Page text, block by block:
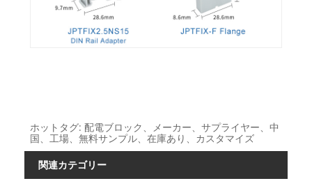
ホットタグ: 配電ブロック、メーカー、サプライヤー、中
国、工場、無料サンプル、在庫あり、カスタマイズ
関連カテゴリー